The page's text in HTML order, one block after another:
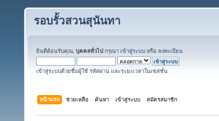
รอบรั้วสวนสุนันทา
ยินดีต้อนรับคุณ, บุคคลทั่วไป กรุณา เข้าสู่ระบบ หรือ ลงทะเบียน
เข้าสู่ระบบด้วยชื่อผู้ใช้ รหัสผ่าน และระยะเวลาในเซสชั่น
หน้าแรก ช่วยเหลือ ค้นหา เข้าสู่ระบบ สมัครสมาชิก